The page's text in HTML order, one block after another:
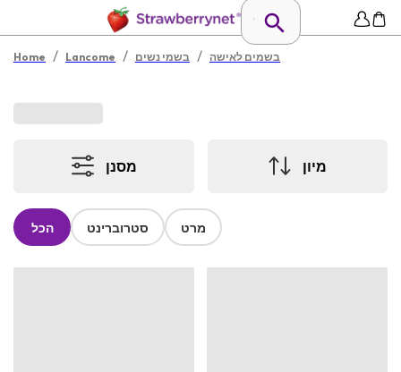
Home / Lancome / בשמי נשים / בשמים לאישה
מסנן מיון
הכל סטרוברינט מרט